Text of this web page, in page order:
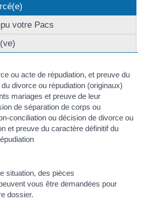
votre Pacs
ou acte de répudiation, et preuve du
divorce ou répudiation (originaux)
mariages et preuve de leur
de séparation de corps ou
conciliation ou décision de divorce ou
et preuve du caractère définitif du
situation, des pièces
vous être demandées pour
dossier.